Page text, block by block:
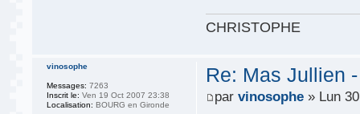
CHRISTOPHE
Re: Mas Jullien
parvinosophe » Lun
vinosophe
Messages: 7263
Inscrit le: Ven 19 Oct 2007 23:38
Localisation: BOURG en Gironde